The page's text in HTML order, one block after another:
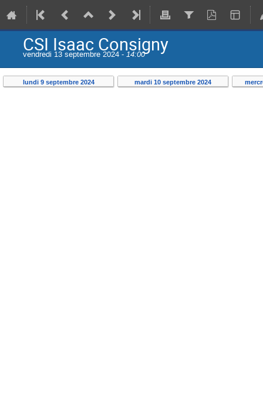
CSI Isaac Consigny
vendredi 13 septembre 2024 - 14:00
lundi 9 septembre 2024 mardi 10 septembre 2024